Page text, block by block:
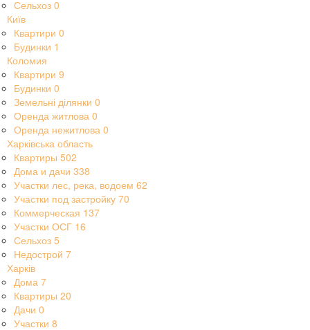
Сельхоз 0
Київ
Квартири 0
Будинки 1
Коломия
Квартири 9
Будинки 0
Земельні ділянки 0
Оренда житлова 0
Оренда нежитлова 0
Харківська область
Квартиры 502
Дома и дачи 338
Участки лес, река, водоем 62
Участки под застройку 70
Коммерческая 137
Участки ОСГ 16
Сельхоз 5
Недострой 7
Харків
Дома 7
Квартиры 20
Дачи 0
Участки 8